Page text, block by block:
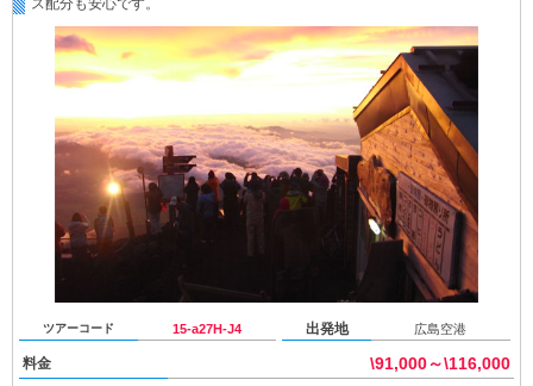
ス配分も安心です。
ツアーコード 15-a27H-J4 出発地 広島空港
料金 \91,000～\116,000